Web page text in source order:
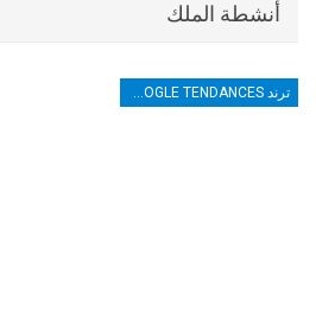
أنشطة الملك